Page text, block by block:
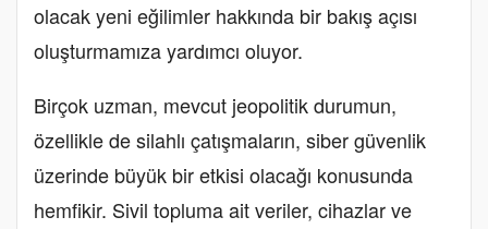
olacak yeni eğilimler hakkında bir bakış açısı
oluşturmamıza yardımcı oluyor.
Birçok uzman, mevcut jeopolitik durumun,
özellikle de silahlı çatışmaların, siber güvenlik
üzerinde büyük bir etkisi olacağı konusunda
hemfikir. Sivil topluma ait veriler, cihazlar ve